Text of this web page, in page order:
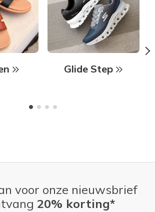
Glide Step
voor onze nieuwsbrief
20% korting*